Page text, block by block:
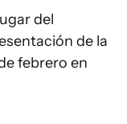
del
de la
febrero en